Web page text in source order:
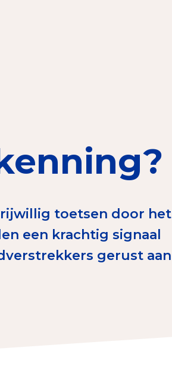
doel
toetsen door het
een krachtig signaal
gerust aan